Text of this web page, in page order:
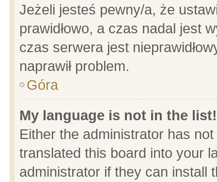
Jeżeli jesteś pewny/a, że
prawidłowo, a czas nadal jest
czas serwera jest
naprawił problem.
Góra
My language is not in the list!
Either the administrator has
translated this board into your
administrator if they can install